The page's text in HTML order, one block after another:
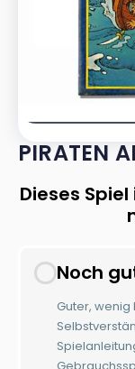
PIRATEN
Dieses
Noch
Guter,